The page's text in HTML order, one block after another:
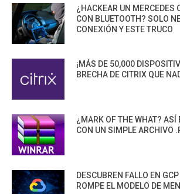
¿HACKEAR UN MERCEDES
CON BLUETOOTH? SOLO
CONEXIÓN Y ESTE TRUCO
¡MÁS DE 50,000
BRECHA DE CITRIX QUE
¿MARK OF THE WHAT? ASÍ
CON UN SIMPLE ARCHIVO
DESCUBREN FALLO EN
ROMPE EL MODELO DE